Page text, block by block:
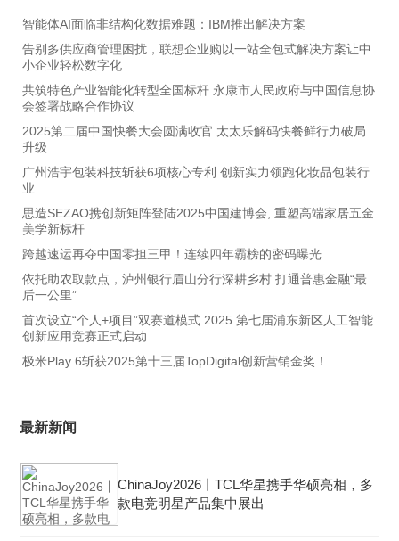
智能体AI面临非结构化数据难题：IBM推出解决方案
告别多供应商管理困扰，联想企业购以一站全包式解决方案让中
小企业轻松数字化
共筑特色产业智能化转型全国标杆 永康市人民政府与中国信息协
会签署战略合作协议
2025第二届中国快餐大会圆满收官 太太乐解码快餐鲜行力破局
升级
广州浩宇包装科技斩获6项核心专利 创新实力领跑化妆品包装行
业
思造SEZAO携创新矩阵登陆2025中国建博会, 重塑高端家居五金
美学新标杆
跨越速运再夺中国零担三甲！连续四年霸榜的密码曝光
依托助农取款点，泸州银行眉山分行深耕乡村 打通普惠金融“最
后一公里”
首次设立“个人+项目”双赛道模式 2025 第七届浦东新区人工智能
创新应用竞赛正式启动
极米Play 6斩获2025第十三届TopDigital创新营销金奖！
最新新闻
ChinaJoy2026丨TCL华星携手华硕亮相，多
款电竞明星产品集中展出